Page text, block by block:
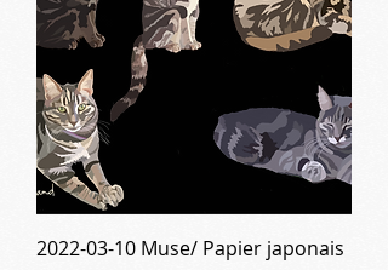
2022-03-10 Muse/ Papier japonais